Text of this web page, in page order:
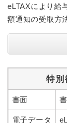
eLTAXにより給
額通知の受取方
特別
書面
電子データ